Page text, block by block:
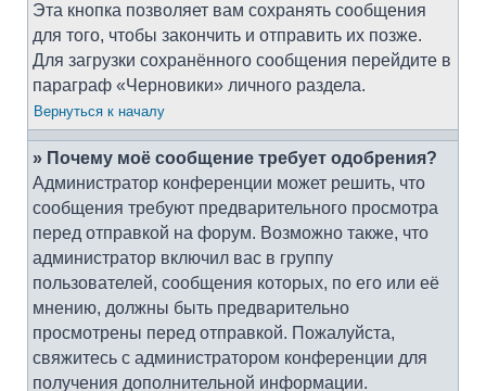
Эта кнопка позволяет вам сохранять сообщения
для того, чтобы закончить и отправить их позже.
Для загрузки сохранённого сообщения перейдите в
параграф «Черновики» личного раздела.
Вернуться к началу
» Почему моё сообщение требует одобрения?
Администратор конференции может решить, что
сообщения требуют предварительного просмотра
перед отправкой на форум. Возможно также, что
администратор включил вас в группу
пользователей, сообщения которых, по его или её
мнению, должны быть предварительно
просмотрены перед отправкой. Пожалуйста,
свяжитесь с администратором конференции для
получения дополнительной информации.